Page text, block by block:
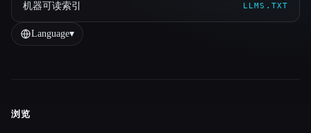
机器可读索引 LLMS.TXT
Language▾
Site navigation
浏览